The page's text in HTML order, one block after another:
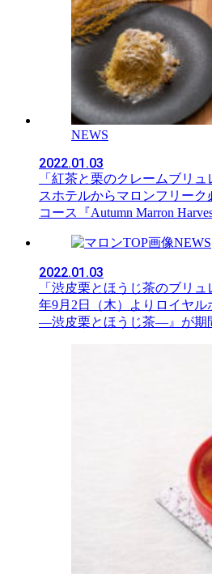
NEWS
2022.01.03
「紅茶と栗のクレームブリ
スホテルからマロンフリー
コース『Autumn Marron
NEWS
2022.01.03
「渋皮栗とほうじ茶のブリ
年9月2日（木）よりロイヤル
―渋皮栗とほうじ茶―』が期